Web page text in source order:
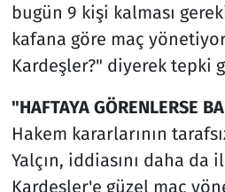
bugün 9 kişi kalması
kafana göre maç
Kardeşler?" diyerek tepki
"HAFTAYA GÖRENLERSE
Hakem kararlarının
Yalçın, iddiasını daha da
Kardeşler'e güzel maç